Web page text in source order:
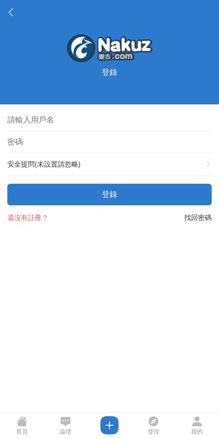
登錄
安全提問(未設置請忽略)
登錄
找回密碼
還沒有註冊？
首頁 論壇 發現 我的